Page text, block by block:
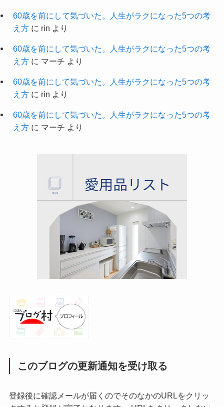
60歳を前にして気づいた。人生がラクになった5つの考
え方に rin より
60歳を前にして気づいた。人生がラクになった5つの考
え方に マーチ より
60歳を前にして気づいた。人生がラクになった5つの考
え方に rin より
60歳を前にして気づいた。人生がラクになった5つの考
え方に マーチ より
このブログの更新通知を受け取る
登録後に確認メールが届くのでそのなかのURLをクリッ